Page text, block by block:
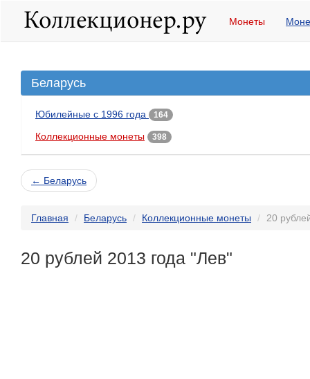
Монеты
Беларусь
Юбилейные с 1996 года 164
Коллекционные монеты 398
← Беларусь
Главная Беларусь Коллекционные монеты 20
20 рублей 2013 года "Лев"